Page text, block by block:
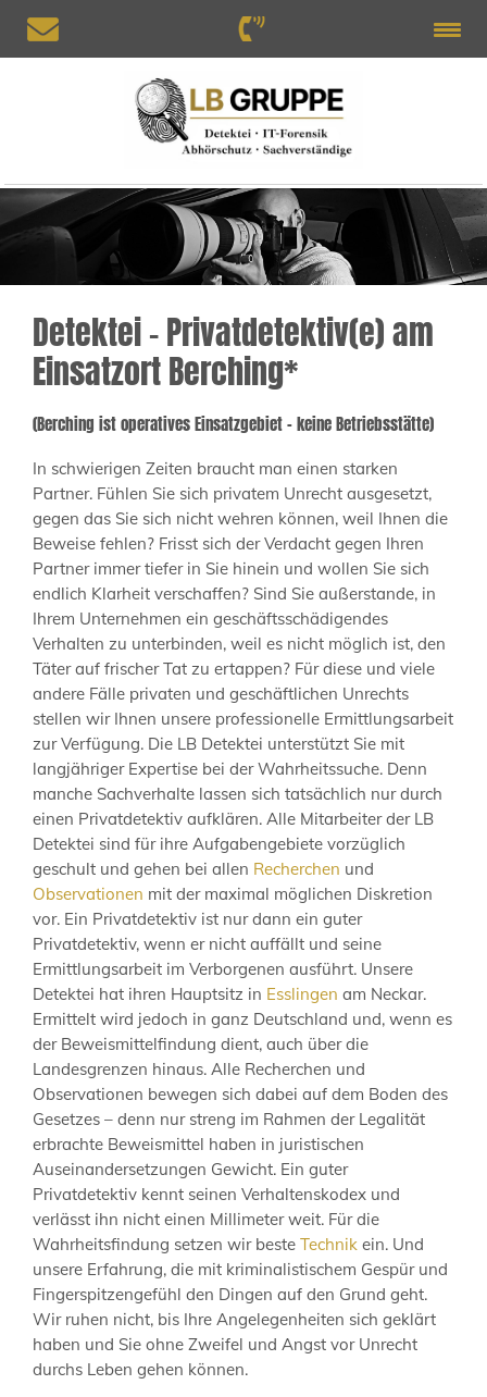
Detektei – Privatdetektiv(e) am
Einsatzort Berching*
(Berching ist operatives Einsatzgebiet – keine Betriebsstätte)
In schwierigen Zeiten braucht man einen starken
Partner. Fühlen Sie sich privatem Unrecht ausgesetzt,
gegen das Sie sich nicht wehren können, weil Ihnen die
Beweise fehlen? Frisst sich der Verdacht gegen Ihren
Partner immer tiefer in Sie hinein und wollen Sie sich
endlich Klarheit verschaffen? Sind Sie außerstande, in
Ihrem Unternehmen ein geschäftsschädigendes
Verhalten zu unterbinden, weil es nicht möglich ist, den
Täter auf frischer Tat zu ertappen? Für diese und viele
andere Fälle privaten und geschäftlichen Unrechts
stellen wir Ihnen unsere professionelle Ermittlungsarbeit
zur Verfügung. Die LB Detektei unterstützt Sie mit
langjähriger Expertise bei der Wahrheitssuche. Denn
manche Sachverhalte lassen sich tatsächlich nur durch
einen Privatdetektiv aufklären. Alle Mitarbeiter der LB
Detektei sind für ihre Aufgabengebiete vorzüglich
geschult und gehen bei allen Recherchen und
Observationen mit der maximal möglichen Diskretion
vor. Ein Privatdetektiv ist nur dann ein guter
Privatdetektiv, wenn er nicht auffällt und seine
Ermittlungsarbeit im Verborgenen ausführt. Unsere
Detektei hat ihren Hauptsitz in Esslingen am Neckar.
Ermittelt wird jedoch in ganz Deutschland und, wenn es
der Beweismittelfindung dient, auch über die
Landesgrenzen hinaus. Alle Recherchen und
Observationen bewegen sich dabei auf dem Boden des
Gesetzes – denn nur streng im Rahmen der Legalität
erbrachte Beweismittel haben in juristischen
Auseinandersetzungen Gewicht. Ein guter
Privatdetektiv kennt seinen Verhaltenskodex und
verlässt ihn nicht einen Millimeter weit. Für die
Wahrheitsfindung setzen wir beste Technik ein. Und
unsere Erfahrung, die mit kriminalistischem Gespür und
Fingerspitzengefühl den Dingen auf den Grund geht.
Wir ruhen nicht, bis Ihre Angelegenheiten sich geklärt
haben und Sie ohne Zweifel und Angst vor Unrecht
durchs Leben gehen können.